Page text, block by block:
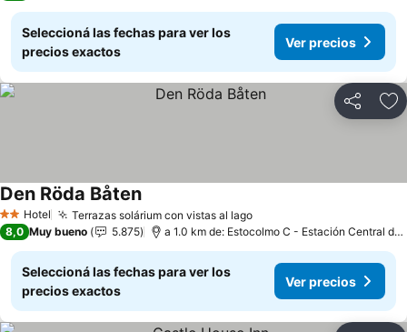
Seleccioná las fechas para ver los
precios exactos
Ver precios
Compartir
2 Estrellas
Hotel Terrazas solárium con vistas al lago
Den Röda Båten
8,0 Muy bueno 5.875 a 1.0 km de: Estocolmo C - Estación Central de Estocolmo
Seleccioná las fechas para ver los
precios exactos
Ver precios